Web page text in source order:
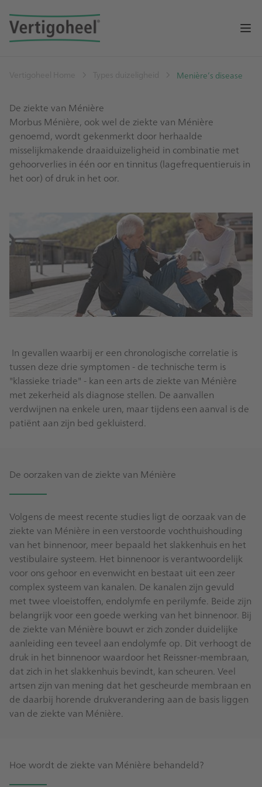
Vertigoheel Home Types duizeligheid Menière’s disease
De ziekte van Ménière
Morbus Ménière, ook wel de ziekte van Ménière
genoemd, wordt gekenmerkt door herhaalde
misselijkmakende draaiduizeligheid in combinatie met
gehoorverlies in één oor en tinnitus (lagefrequentieruis in
het oor) of druk in het oor.
In gevallen waarbij er een chronologische correlatie is
tussen deze drie symptomen - de technische term is
"klassieke triade" - kan een arts de ziekte van Ménière
met zekerheid als diagnose stellen. De aanvallen
verdwijnen na enkele uren, maar tijdens een aanval is de
patiënt aan zijn bed gekluisterd.
De oorzaken van de ziekte van Ménière
Volgens de meest recente studies ligt de oorzaak van de
ziekte van Ménière in een verstoorde vochthuishouding
van het binnenoor, meer bepaald het slakkenhuis en het
vestibulaire systeem. Het binnenoor is verantwoordelijk
voor ons gehoor en evenwicht en bestaat uit een zeer
complex systeem van kanalen. De kanalen zijn gevuld
met twee vloeistoffen, endolymfe en perilymfe. Beide zijn
belangrijk voor een goede werking van het binnenoor. Bij
de ziekte van Ménière bouwt er zich zonder duidelijke
aanleiding een teveel aan endolymfe op. Dit verhoogt de
druk in het binnenoor waardoor het Reissner-membraan,
dat zich in het slakkenhuis bevindt, kan scheuren. Veel
artsen zijn van mening dat het gescheurde membraan en
de daarbij horende drukverandering aan de basis liggen
van de ziekte van Ménière.
Hoe wordt de ziekte van Ménière behandeld?